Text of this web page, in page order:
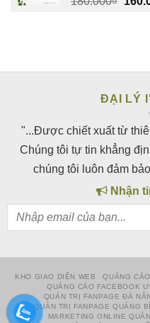
ĐẠI LÝ
"...Được chiết xuất từ
Chúng tôi tự tin khẳng
chúng tôi luôn đảm
Nhận
KHO GIAO DIỆN WEB QUẢNG
QUẢNG CÁO FACEBOOK
QUẢN TRỊ FANPAGE ĐÀ
QUẢN TRỊ FANPAGE QUẢNG
MARKETING ONLINE